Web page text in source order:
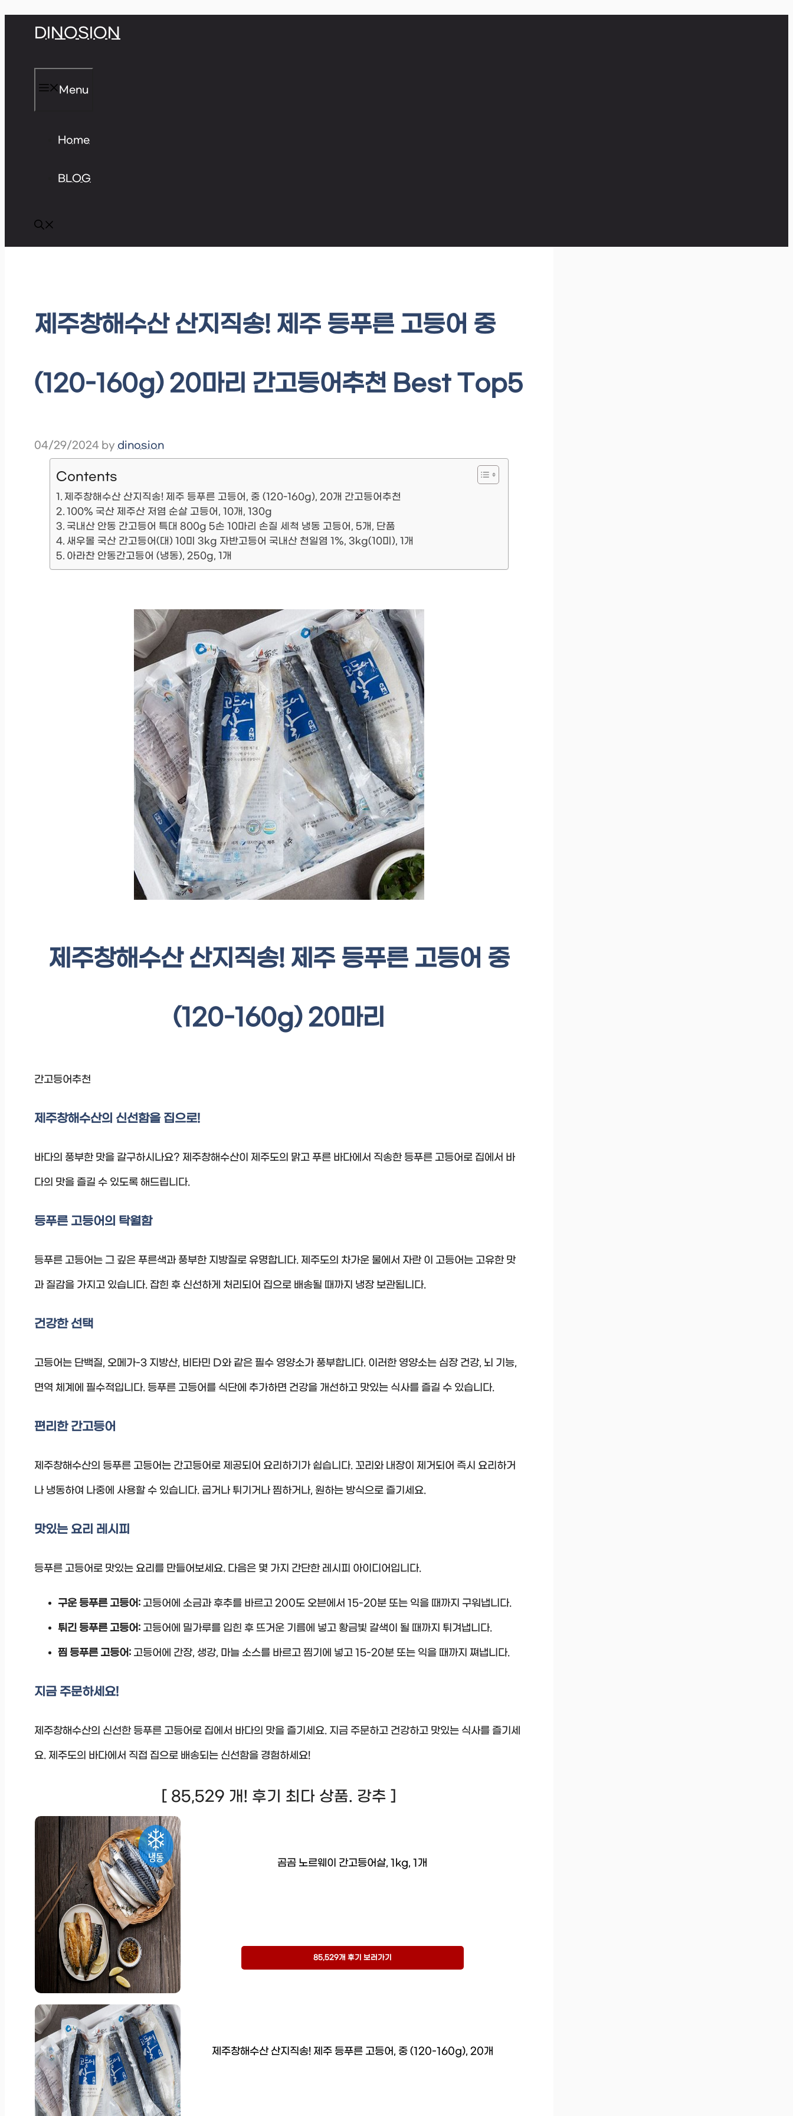
DINOSION
Menu
Home
BLOG
제주창해수산 산지직송! 제주 등푸른 고등어 중
(120-160g) 20마리 간고등어추천 Best Top5
04/29/2024 by dinosion
Contents
제주창해수산 산지직송! 제주 등푸른 고등어, 중 (120-160g), 20개 간고등어추천
100% 국산 제주산 저염 순살 고등어, 10개, 130g
국내산 안동 간고등어 특대 800g 5손 10마리 손질 세척 냉동 고등어, 5개, 단품
새우몰 국산 간고등어(대) 10미 3kg 자반고등어 국내산 천일염 1%, 3kg(10미), 1개
아라찬 안동간고등어 (냉동), 250g, 1개
제주창해수산 산지직송! 제주 등푸른 고등어 중
(120-160g) 20마리
간고등어추천
제주창해수산의 신선함을 집으로!
바다의 풍부한 맛을 갈구하시나요? 제주창해수산이 제주도의 맑고 푸른 바다에서 직송한 등푸른 고등어로 집에서 바
다의 맛을 즐길 수 있도록 해드립니다.
등푸른 고등어의 탁월함
등푸른 고등어는 그 깊은 푸른색과 풍부한 지방질로 유명합니다. 제주도의 차가운 물에서 자란 이 고등어는 고유한 맛
과 질감을 가지고 있습니다. 잡힌 후 신선하게 처리되어 집으로 배송될 때까지 냉장 보관됩니다.
건강한 선택
고등어는 단백질, 오메가-3 지방산, 비타민 D와 같은 필수 영양소가 풍부합니다. 이러한 영양소는 심장 건강, 뇌 기능,
면역 체계에 필수적입니다. 등푸른 고등어를 식단에 추가하면 건강을 개선하고 맛있는 식사를 즐길 수 있습니다.
편리한 간고등어
제주창해수산의 등푸른 고등어는 간고등어로 제공되어 요리하기가 쉽습니다. 꼬리와 내장이 제거되어 즉시 요리하거
나 냉동하여 나중에 사용할 수 있습니다. 굽거나 튀기거나 찜하거나, 원하는 방식으로 즐기세요.
맛있는 요리 레시피
등푸른 고등어로 맛있는 요리를 만들어보세요. 다음은 몇 가지 간단한 레시피 아이디어입니다.
구운 등푸른 고등어: 고등어에 소금과 후추를 바르고 200도 오븐에서 15-20분 또는 익을 때까지 구워냅니다.
튀긴 등푸른 고등어: 고등어에 밀가루를 입힌 후 뜨거운 기름에 넣고 황금빛 갈색이 될 때까지 튀겨냅니다.
찜 등푸른 고등어: 고등어에 간장, 생강, 마늘 소스를 바르고 찜기에 넣고 15-20분 또는 익을 때까지 쪄냅니다.
지금 주문하세요!
제주창해수산의 신선한 등푸른 고등어로 집에서 바다의 맛을 즐기세요. 지금 주문하고 건강하고 맛있는 식사를 즐기세
요. 제주도의 바다에서 직접 집으로 배송되는 신선함을 경험하세요!
[ 85,529 개! 후기 최다 상품. 강추 ]
곰곰 노르웨이 간고등어살, 1kg, 1개
85,529개 후기 보러가기
제주창해수산 산지직송! 제주 등푸른 고등어, 중 (120-160g), 20개